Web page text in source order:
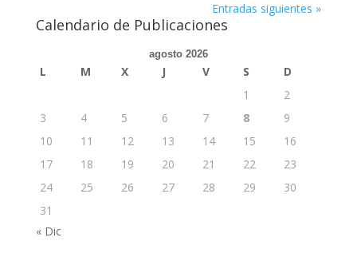
Entradas siguientes »
Calendario de Publicaciones
agosto 2026
L M X J V S
D
1
2
3
4 5 6 7 8
9
10
11 12 13 14 15
16
17
18 19 20 21 22
23
24
25 26 27 28 29
30
31
« Dic